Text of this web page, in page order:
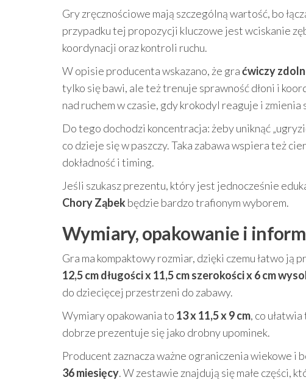
Gry zręcznościowe mają szczególną wartość, bo
przypadku tej propozycji kluczowe jest wciskanie
koordynacji oraz kontroli ruchu.
W opisie producenta wskazano, że graćwiczy
tylko się bawi, ale też trenuje sprawność dłoni i
nad ruchem w czasie, gdy krokodyl reaguje i zmienia
Do tego dochodzi koncentracja: żeby uniknąć
co dzieje się w paszczy. Taka zabawa wspiera też
dokładność i timing.
Jeśli szukasz prezentu, który jest jednocześnie
Chory Ząbekbędzie bardzo trafionym wyborem.
Wymiary, opakowanie i
Gra ma kompaktowy rozmiar, dzięki czemu łatwo ją
12,5 cm długości x 11,5 cm szerokości x 6 cm
do dziecięcej przestrzeni do zabawy.
Wymiary opakowania to 13 x 11,5 x 9 cm, co
dobrze prezentuje się jako drobny upominek.
Producent zaznacza ważne ograniczenia wiekowe i
36 miesięcy. W zestawie znajdują się małe części,